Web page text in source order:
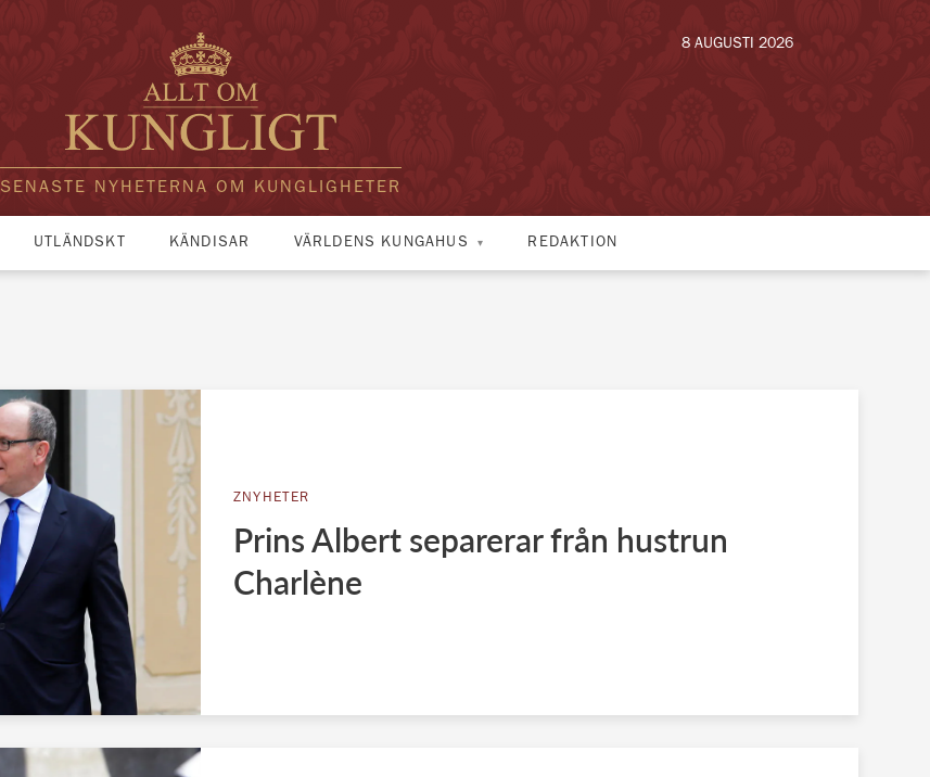
SENASTE NYHETERNA OM KUNGLIGHETER
8 AUGUSTI 2026
UTLÄNDSKT KÄNDISAR VÄRLDENS KUNGAHUS REDAKTION
ZNYHETER
Prins Albert separerar från hustrun
Charlène